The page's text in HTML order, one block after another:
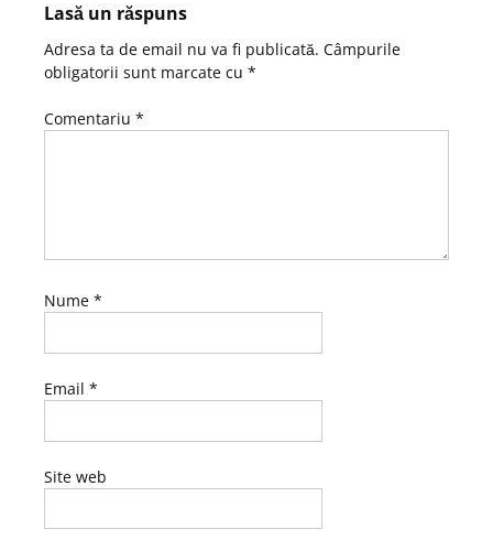
Lasă un răspuns
Adresa ta de email nu va fi publicată. Câmpurile
obligatorii sunt marcate cu *
Comentariu *
Nume *
Email *
Site web